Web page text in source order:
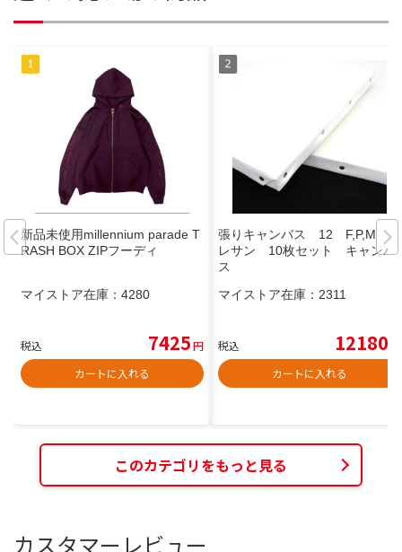
新品未使用millennium parade T
RASH BOX ZIPフーディ
マイストア在庫： 4280
税込 7425円
カートに入れる
張りキャンバス 12 F,P,M ク
レサン 10枚セット キャンバ
ス
マイストア在庫： 2311
税込 12180
カートに入れる
このカテゴリをもっと見る
カスタマーレビュー